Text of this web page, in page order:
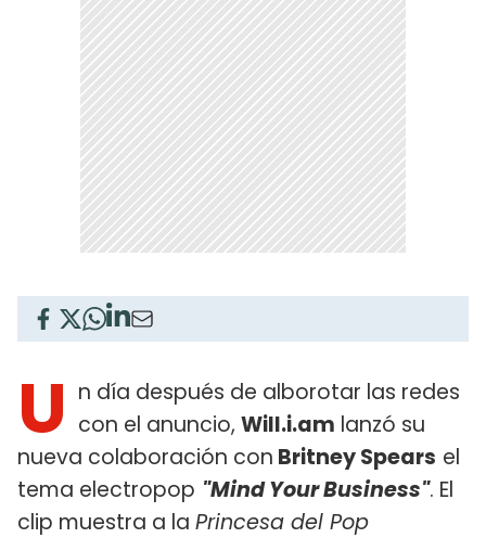
U n día después de alborotar las redes
con el anuncio, Will.i.am lanzó su
nueva colaboración con Britney Spears el
tema electropop "Mind Your Business". El
clip muestra a la Princesa del Pop